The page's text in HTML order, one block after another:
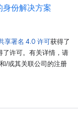
份解决方案
享署名 4.0 许可获得了
了许可。有关详情，请
/或其关联公司的注册